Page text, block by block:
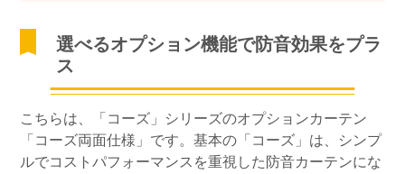
選べるオプション機能で防音効果をプラ
ス
こちらは、「コーズ」シリーズのオプションカーテン
「コーズ両面仕様」です。基本の「コーズ」は、シンプ
ルでコストパフォーマンスを重視した防音カーテンにな